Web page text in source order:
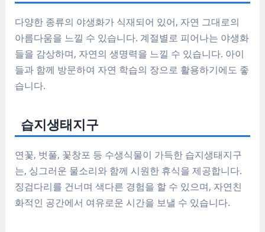
다양한 종류의 야생화가 식재되어 있어, 자연 그대로의
아름다움을 느낄 수 있습니다. 계절별로 피어나는 야생화
들을 감상하며, 자연의 생명력을 느낄 수 있습니다. 아이
들과 함께 방문하여 자연 학습의 장으로 활용하기에도 좋
습니다.
습지생태지구
연꽃, 벗풀, 꽃창포 등 수생식물이 가득한 습지생태지구
는, 싱그러운 물소리와 함께시원한 휴식을 제공합니다.
징검다리를 건너며색다른 경험을 할 수 있으며, 자연친
화적인 공간에서 여유로운 시간을 보낼 수 있습니다.